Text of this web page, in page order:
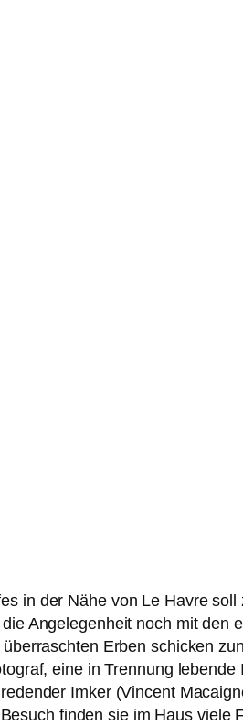
in der Nähe von Le Havre
Angelegenheit noch mit den
Erben schi­cken
eine in Trennung
Imker (Vincent
fin­den sie im Haus vie­le